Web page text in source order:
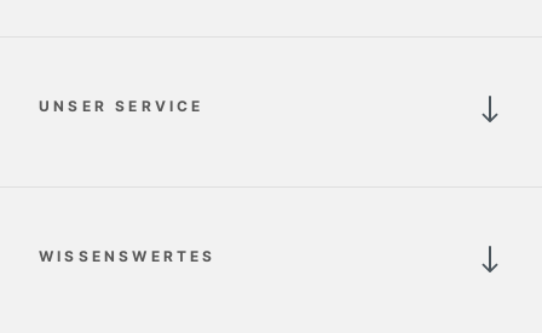
UNSER SERVICE
WISSENSWERTES